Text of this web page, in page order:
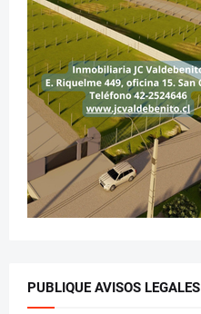
PUBLIQUE AVISOS LEGALES